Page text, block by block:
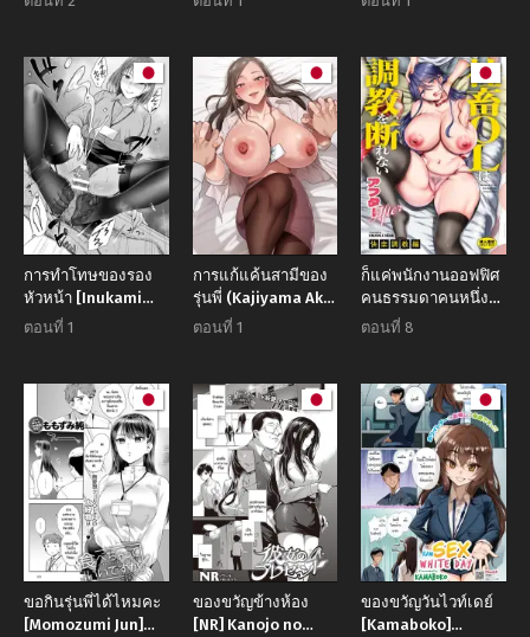
Saki wa Ianka
deshita
การทำโทษของรอง
หัวหน้า [Inukami
Inoji] Yarakashita
Taibatsu
ตอนที่ 1
การแก้แค้นสามีของ
รุ่นพี่ (Kajiyama Aka,
Shinyuu)
ตอนที่ 1
ก็แค่พนักงานออฟฟิศ
คนธรรมดาคนหนึ่งที่
ลุ่มหลงไหลในทาง
Choukyou o
Kotowarenai
ตอนที่ 8
ขอกินรุ่นพี่ได้ไหมคะ
[Momozumi Jun]
ของขวัญข้างห้อง
[NR] Kanojo no
ของขวัญวันไวท์เดย์
[Kamaboko]